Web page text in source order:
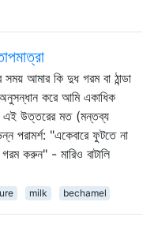
সময় আমার কি দুধ গরম বা ঠান্ডা
করে আমি একাধিক
এই উত্তরের মত (মন্তব্য
পরামর্শ: "একেবারে ফুটতে না
করুন" - মারিও বাটালি
milk bechamel